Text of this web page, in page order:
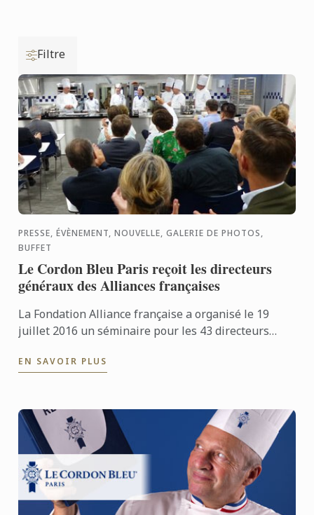
Filtre
PRESSE, ÉVÈNEMENT, NOUVELLE, GALERIE DE PHOTOS,
BUFFET
Le Cordon Bleu Paris reçoit les directeurs
généraux des Alliances françaises
La Fondation Alliance française a organisé le 19
juillet 2016 un séminaire pour les 43 directeurs
consacré ...
EN SAVOIR PLUS